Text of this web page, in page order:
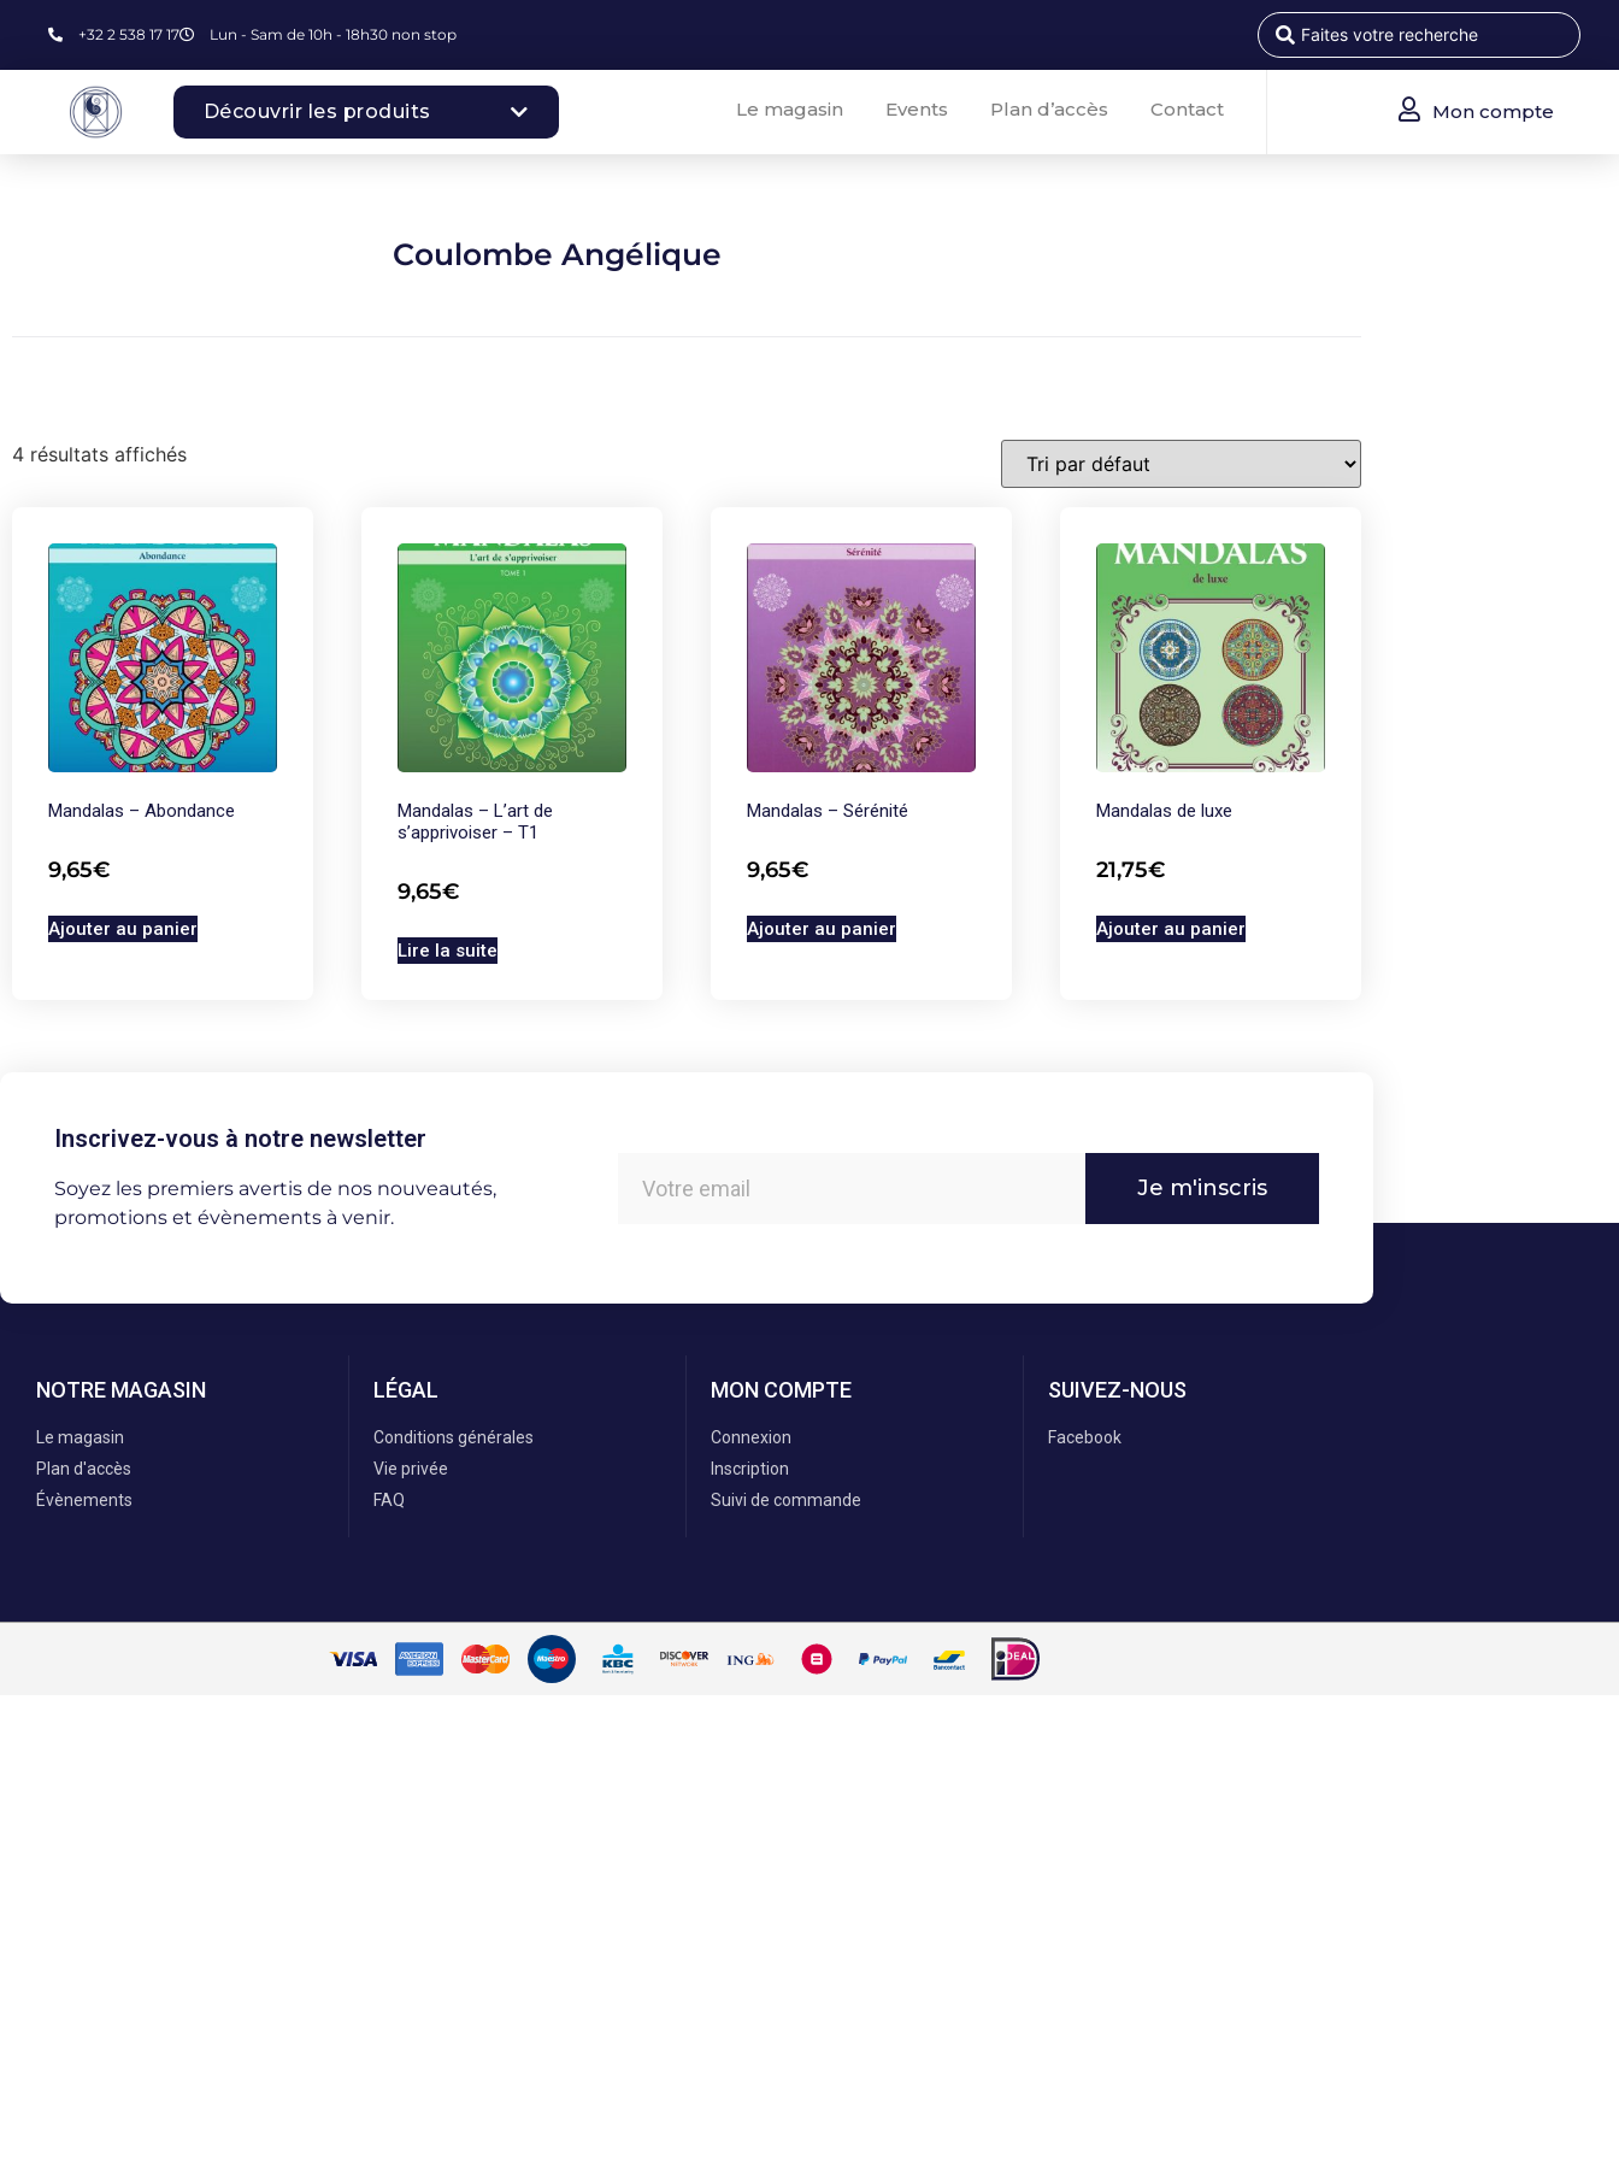
+32 2 538 17 17 Lun - Sam de 10h - 18h30 non stop
Découvrir les produits Le magasin Events Plan d’accès Contact Mon compte
Coulombe Angélique
4 résultats affichés
Mandalas – Abondance
9,65€
Ajouter au panier
Mandalas – L’art de
s’apprivoiser – T1
9,65€
Lire la suite
Mandalas – Sérénité
9,65€
Ajouter au panier
Mandalas de luxe
21,75€
Ajouter au panier
Inscrivez-vous à notre newsletter
Soyez les premiers avertis de nos nouveautés,
promotions et évènements à venir.
Je m'inscris
NOTRE MAGASIN
Le magasin
Plan d'accès
Évènements
LÉGAL
Conditions générales
Vie privée
FAQ
MON COMPTE
Connexion
Inscription
Suivi de commande
SUIVEZ-NOUS
Facebook